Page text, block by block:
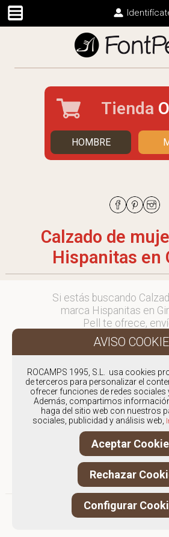
Tienda
HOMBRE
Calzado de
Hispanitas en
Si estás buscando
marca Hispanitas en
Pell te ofrece,
devoluciones gratuítos a
Baleares, para otros
en
Los envíos a Girona
entre semana se
menos de 48 horas;
realizados en fin de
producto se enviará a
lunes.
ROCAMPS 1995, S.L. usa cookies
de terceros para personalizar el
ofrecer funciones de redes sociales
Además, compartimos
haga del sitio web con nuestros
sociales, publicidad y análisis web,
Aceptar
Rechazar
Configurar